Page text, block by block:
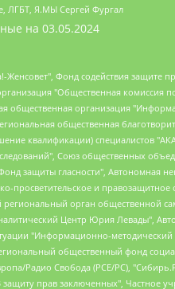
ЛГБТ, Я.МЫ Сергей Фургал
на 03.05.2024
"Мы против СПИДа", Камалягин Денис Николаевич, Маркелов Сергей Евгеньевич, Пономарев Лев Александрович, Савицкая Людмила Алексеевна, Автономная некоммерческая организация "Центр по работе с проблемой насилия "НАСИЛИЮ.НЕТ", Межрегиональный профессиональный союз работников здравоохранения "Альянс врачей", Юридическое лицо, зарегистрированное в Латвийской Республике, SIA "Medusa Project" (регистрационный номер 40103797863, дата регистрации 10.06.2014), Некоммерческая организация "Фонд по борьбе с коррупцией", Автономная некоммерческая организация "Институт права и публичной политики", Баданин Роман Сергеевич, Гликин Максим Александрович, Железнова Мария Михайловна, Лукьянова Юлия Сергеевна, Маетная Елизавета Витальевна, Маняхин Петр Борисович, Чуракова Ольга Владимировна, Ярош Юлия Петровна, Юридическое лицо "The Insider SIA", зарегистрированное в Риге, Латвийская Республика (дата регистрации 26.06.2015), являющееся администратором доменного имени интернет-издания "The Insider SIA", https://theins.ru, Постернак Алексей Евгеньевич, Рубин Михаил Аркадьевич, Анин Роман Александрович, Юридическое лицо Istories fonds, зарегистрированное в Латвийской Республике (регистрационный номер 50008295751, дата регистрации 24.02.2020), Великовский Дмитрий Александрович, Долинина Ирина Николаевна, Мароховская Алеся Алексеевна, Шлейнов Роман Юрьевич, Шмагун Олеся Валентиновна, Общество с ограниченной ответственностью "Альтаир 2021", Общество с ограниченной ответственностью "Вега 2021", Общество с ограниченной